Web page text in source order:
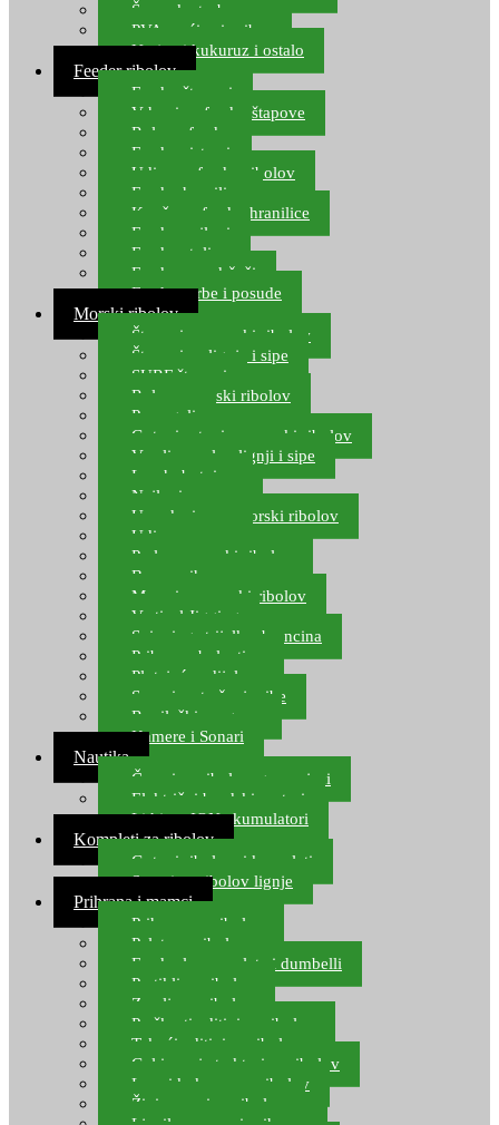
Šaranske torbe
PVA vrećice i pribor
Umjetni kukuruz i ostalo
Feeder ribolov
Feeder štapovi
Vrhovi za feeder štapove
Role za feeder
Feeder sistemi
Udice za feeder ribolov
Feeder hranilice
Kopče za feeder hranilice
Feeder najloni
Feeder stolice
Feeder arm držači
Feeder torbe i posude
Morski ribolov
Štapovi za morski ribolov
Štapovi za lignje i sipe
SURF štapovi
Role za morski ribolov
Parangali
Gotovi setovi za morski ribolov
Varalice za lov lignji i sipe
Lov hobotnice
Najloni za more
Upredenice za morski ribolov
Udice za more
Perle za morski ribolov
Brum prihrana za more
Mamci za morski ribolov
Vertical Jigging
Spinning strijelke, brancina
Pribor za bolentino
Plutajuća odijela
Sonari za traženje ribe
Ronilački program
Kamere i Sonari
Nautika
Čamci za ribolov, gumenjaci
Električni brodski motori
Lithium ION akumulatori
Kompleti za ribolov
Gotovi ribolovni kompleti
Setovi za ribolov lignje
Prihrana i mamci
Prihrana za ribolov
Pelete za ribolov
Feeder lovne pelete i dumbelli
Partikli za ribolov
Zemlja za ribolov
Praškasti aditivi za ribolov
Tekući aditivi za ribolov
Gel i sprej atraktori za ribolov
Lovni kukuruz za ribolov
Živi mamci za ribolov